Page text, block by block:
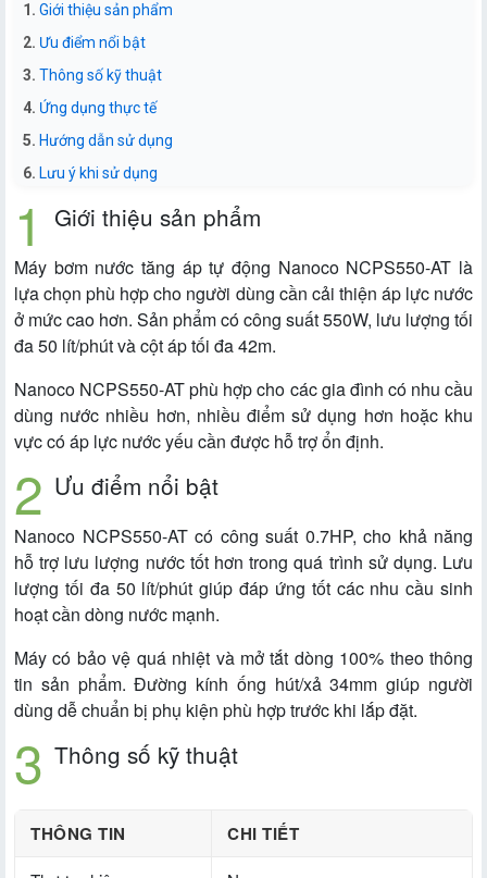
Giới thiệu sản phẩm
Ưu điểm nổi bật
Thông số kỹ thuật
Ứng dụng thực tế
Hướng dẫn sử dụng
Lưu ý khi sử dụng
Giới thiệu sản phẩm
Máy bơm nước tăng áp tự động Nanoco NCPS550-AT là
lựa chọn phù hợp cho người dùng cần cải thiện áp lực nước
ở mức cao hơn. Sản phẩm có công suất 550W, lưu lượng tối
đa 50 lít/phút và cột áp tối đa 42m.
Nanoco NCPS550-AT phù hợp cho các gia đình có nhu cầu
dùng nước nhiều hơn, nhiều điểm sử dụng hơn hoặc khu
vực có áp lực nước yếu cần được hỗ trợ ổn định.
Ưu điểm nổi bật
Nanoco NCPS550-AT có công suất 0.7HP, cho khả năng
hỗ trợ lưu lượng nước tốt hơn trong quá trình sử dụng. Lưu
lượng tối đa 50 lít/phút giúp đáp ứng tốt các nhu cầu sinh
hoạt cần dòng nước mạnh.
Máy có bảo vệ quá nhiệt và mở tắt dòng 100% theo thông
tin sản phẩm. Đường kính ống hút/xả 34mm giúp người
dùng dễ chuẩn bị phụ kiện phù hợp trước khi lắp đặt.
Thông số kỹ thuật
THÔNG TIN CHI TIẾT